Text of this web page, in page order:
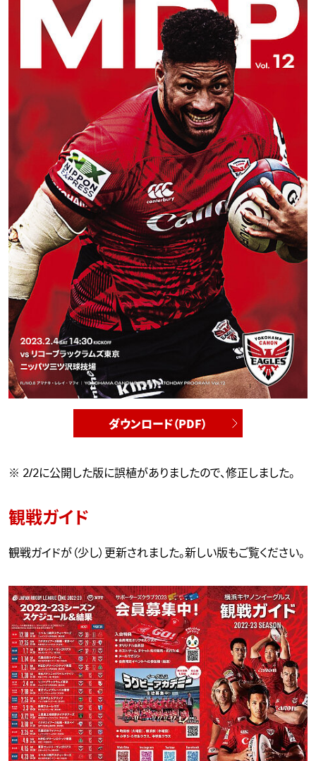
ダウンロード（PDF）
※ 2/2に公開した版に誤植がありましたので、修正しました。
観戦ガイド
観戦ガイドが（少し）更新されました。新しい版もご覧ください。